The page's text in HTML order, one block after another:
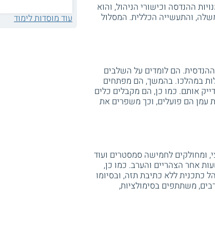
ההנדסה וכישורי הניהול, והוא
והתעשייה הכללית. המסלול
הם לומדים על השלבים
במהלכו. בהמשך, הם מפתחים
אותם. כמו כן, הם מקבלים כלים
עמן הם פועלים, וכך משפרים את
ומחולקים לחמישה סמסטרים ועוד
אחר הצהריים והערב. כמו כן,
כתכנית ללא כתיבת תזה, ובסיומו
משתתפים בסימולציות,
עוד מוסדות לימוד